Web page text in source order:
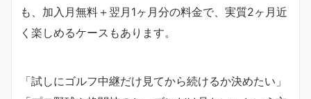
も、加入月無料＋翌月1ヶ月分の料金で、実質2ヶ月近
く楽しめるケースもあります。
「試しにゴルフ中継だけ見てから続けるか決めたい」